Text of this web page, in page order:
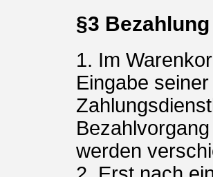
§3
1. Im
Eingabe
werden